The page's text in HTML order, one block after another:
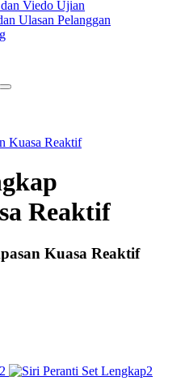
Viedo Ujian
Ulasan Pelanggan
Kuasa Reaktif
Reaktif
Kuasa Reaktif